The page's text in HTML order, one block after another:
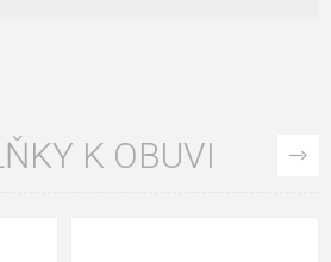
K OBUVI